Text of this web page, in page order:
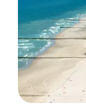
Schwimmbader
Radfahren
Wandern
Reiten